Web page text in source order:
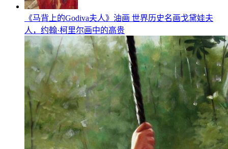
《马背上的Godiva夫人》油画 世界历史名画戈黛娃夫
人，约翰·柯里尔画中的高贵